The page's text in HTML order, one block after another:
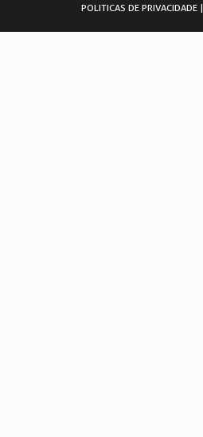
POLITICAS DE PRIVACIDADE|